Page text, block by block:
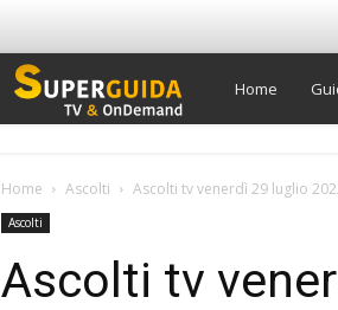
Super
Home
Home Ascolti Ascolti tv venerdì 29 luglio
Ascolti
Ascolti tv